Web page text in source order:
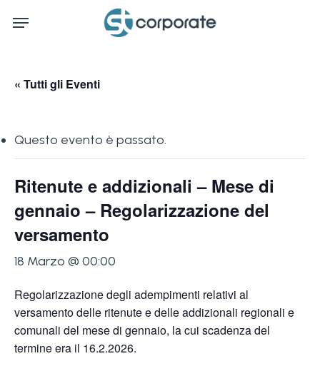
Menu
« Tutti gli Eventi
Questo evento è passato.
Ritenute e addizionali – Mese di
gennaio – Regolarizzazione del
versamento
18 Marzo @ 00:00
Regolarizzazione degli adempimenti relativi al
versamento delle ritenute e delle addizionali regionali e
comunali del mese di gennaio, la cui scadenza del
termine era il 16.2.2026.